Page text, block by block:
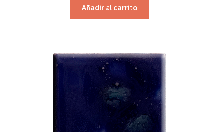
Añadir al carrito